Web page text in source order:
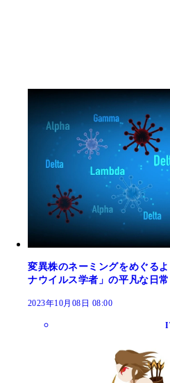
変異株のネーミングをめぐる
ナウイルス学者」の平凡な日常
2023年10月08日 08:00